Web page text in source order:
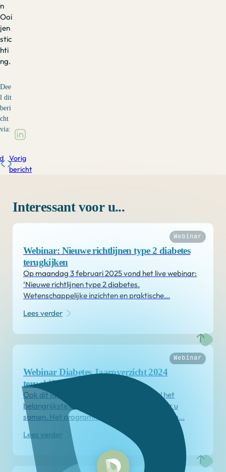
n
Ooi
jen
stic
hti
ng.
Dee
l dit
beri
cht
via:
Vorig
bericht
Interessant voor u...
Webinar
Webinar: Nieuwe richtlijnen type 2 diabetes
terugkijken
Op maandag 3 februari 2025 vond het live webinar:
‘Nieuwe richtlijnen type 2 diabetes.
Wetenschappelijke inzichten en praktische...
Lees verder
Webinar
Webinar Diabetes Jaaroverzicht 2024
terugkijken
Ook dit jaar vat Diabetesgeneeskunde.nl het
belangrijkste diabetesnieuws van 2024 voor u
samen. Het programma bevat een afwisseling...
Lees verder